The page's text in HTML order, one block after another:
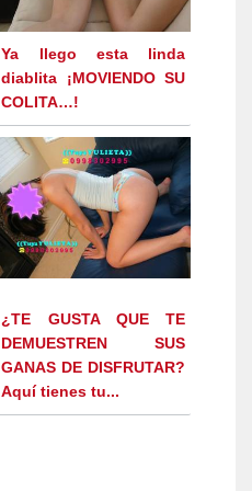
Ya llego esta linda
diablita ¡MOVIENDO SU
COLITA…!
¿TE GUSTA QUE TE
DEMUESTREN SUS
GANAS DE DISFRUTAR?
Aquí tienes tu...